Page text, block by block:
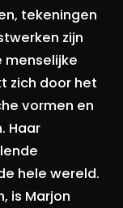
tekeningen
zijn
menselijke
zich door het
vormen en
Haar
hele wereld.
is Marjon